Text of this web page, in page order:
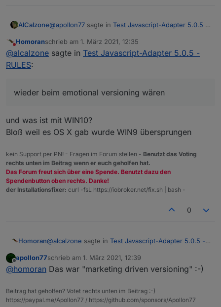
AlCalzone@apollon77 sagte in Test Javascript-Adapter 5.0.5 -
Die 5.0.0 zeigt in dem Fall ein grösseres
Nicht stören
Homoranschrieb am 1. März 2021, 12:35
zuletzt editiert von
@alcalzone sagte in Test Javascript-Adapter 5.0.5 -
RULES:
wieder beim emotional versioning wären
und was ist mit WIN10?
Bloß weil es OS X gab wurde WIN9 übersprungen
kein Support per PN! - Fragen im Forum stellen - Benutzt das Voting
rechts unten im Beitrag wenn er euch geholfen hat.
Das Forum freut sich über eine Spende. Benutzt dazu den
Spendenbutton oben rechts. Danke!
der Installationsfixer: curl -fsL https://iobroker.net/fix.sh | bash -
0
Homoran@alcalzone sagte in Test Javascript-Adapter 5.0.5 -
wieder beim emotional versioning wären
und was ist mit WIN10?
Bloß weil es OS X gab wurde WIN9 übersprungen
Offline
apollon77schrieb am 1. März 2021, 12:39
zuletzt editiert von
@homoran Das war "marketing driven versioning" :-)
Beitrag hat geholfen? Votet rechts unten im Beitrag :-)
https://paypal.me/Apollon77 / https://github.com/sponsors/Apollon77